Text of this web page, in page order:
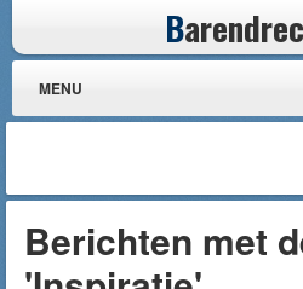
B
MENU
Berichten met